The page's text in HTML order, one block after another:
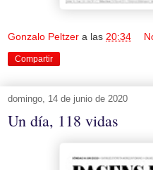
Gonzalo Peltzer a las 20:34
Compartir
domingo, 14 de junio de 2020
Un día, 118 vidas